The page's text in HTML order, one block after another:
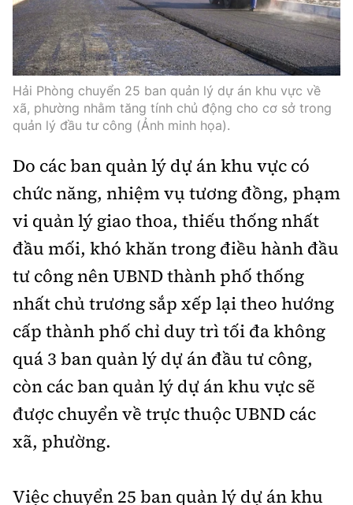
Thế giới xây dựng
Lối sống
Ẩm thực
Khám phá
Camera giao thông
Câu chuyện giao thông
Cơ quan chủ quản: Bộ Xây dựng
Giấy phép số: 03/GP-BVHTTDL, cấp ngày 1/4/2025.
Tòa soạn: Số 2 Nguyễn Công Hoan, phường Giảng Võ,
Hà Nội.
Tổng biên tập: Nguyễn Thị Hồng Nga
Phó Tổng biên tập:Nguyễn Sơn Tùng,
Nguyễn Đức Thắng, La Đức Hùng
Hotline:
0901 514 799
Quảng cáo và Phát hành:
0915 057 282
Email:bandoc@baoxaydung.vn
Cấm sao chép dưới mọi hình thức nếu không có sự
chấp thuận bằng văn bản.
Thông tin tòa
Hải Phòng chuyển 25 ban quản lý dự án khu vực về
xã, phường nhằm tăng tính chủ động cho cơ sở trong
quản lý đầu tư công (Ảnh minh họa).
Do các ban quản lý dự án khu vực có
chức năng, nhiệm vụ tương đồng, phạm
vi quản lý giao thoa, thiếu thống nhất
đầu mối, khó khăn trong điều hành đầu
tư công nên UBND thành phố thống
nhất chủ trương sắp xếp lại theo hướng
cấp thành phố chỉ duy trì tối đa không
quá 3 ban quản lý dự án đầu tư công,
còn các ban quản lý dự án khu vực sẽ
được chuyển về trực thuộc UBND các
xã, phường.
Việc chuyển 25 ban quản lý dự án khu